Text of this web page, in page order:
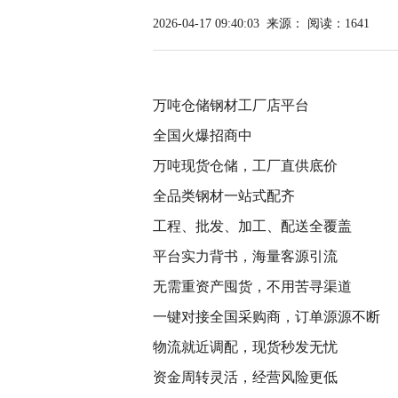
2026-04-17 09:40:03 来源： 阅读：1641
万吨仓储钢材工厂店平台
全国火爆招商中
万吨现货仓储，工厂直供底价
全品类钢材一站式配齐
工程、批发、加工、配送全覆盖
平台实力背书，海量客源引流
无需重资产囤货，不用苦寻渠道
一键对接全国采购商，订单源源不断
物流就近调配，现货秒发无忧
资金周转灵活，经营风险更低